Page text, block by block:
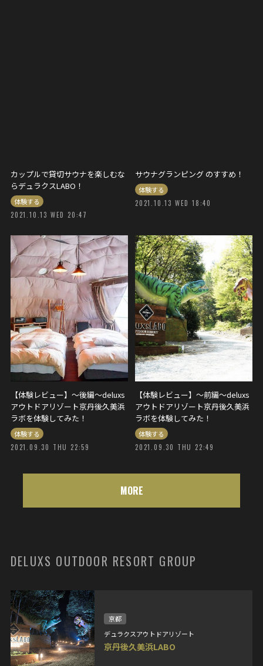
カップルで貸切サウナを楽しむな
らデュラクスLABO！
体験する
2021.10.13 WED 20:47
サウナグランピング のすすめ！
体験する
2021.10.13 WED 18:40
【体験レビュー】〜後編〜deluxs
アウトドアリゾート京丹後久美浜
ラボを体験してみた！
体験する
2021.09.30 THU 22:59
【体験レビュー】〜前編〜deluxs
アウトドアリゾート京丹後久美浜
ラボを体験してみた！
体験する
2021.09.30 THU 22:49
MORE
DELUXS OUTDOOR RESORT GROUP
京都
デュラクスアウトドアリゾート
京丹後久美浜LABO